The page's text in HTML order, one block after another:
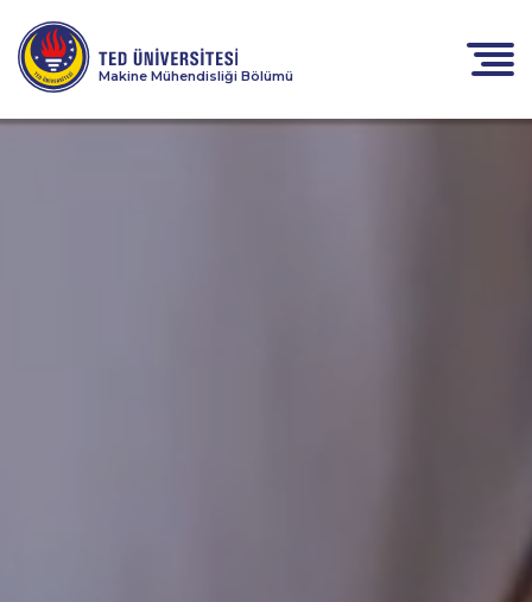
Makine Mühendisliği Bölümü